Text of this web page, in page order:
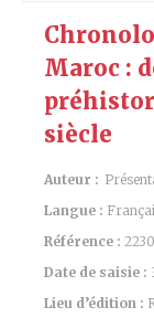
Maroc :
siècle
Auteur :
Langue :
Référence :
Date de saisie :
Lieu d’édition :